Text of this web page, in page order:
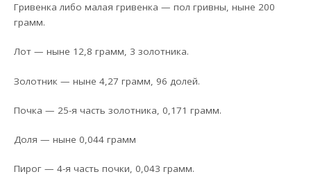
Гривенка либо малая гривенка — пол гривны, ныне 200
грамм.
Лот — ныне 12,8 грамм, 3 золотника.
Золотник — ныне 4,27 грамм, 96 долей.
Почка — 25-я часть золотника, 0,171 грамм.
Доля — ныне 0,044 грамм
Пирог — 4-я часть почки, 0,043 грамм.